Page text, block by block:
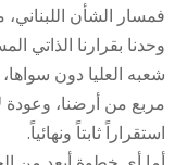
فمسار الشأن
وحدنا بقرارنا الذاتي
شعبه العليا دون
مربع من أرضنا، وعودة
استقراراً ثابتاً ونهائياً.